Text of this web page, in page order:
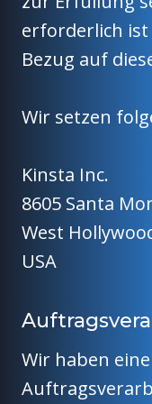
erforderlich ist
Bezug auf
Wir setzen
Kinsta Inc.
8605 Santa
West
USA
Wir haben